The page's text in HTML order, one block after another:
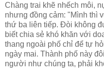
Chàng trai khẽ nhếch môi,
nhưng đồng cảm: "Mình thì
thứ ba liên tiếp. Đòi không
biết chia sẻ khó khăn với
thang ngoài phố chỉ để tự
ngày mai. Thành phố này
người như chúng ta, phải